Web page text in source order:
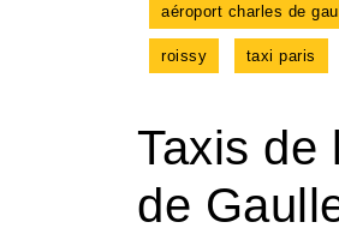
aéroport charles de
roissy taxi paris
Taxis de
de